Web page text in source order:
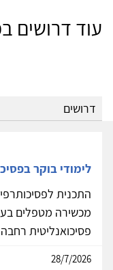
עוד דרושים
לימודי בוקר
התכנית
מכשירה מטפלים
פסיכואנליטית
28/7/2026